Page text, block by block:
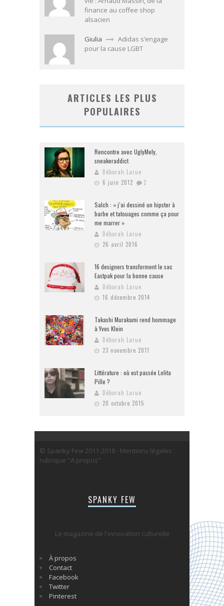
finance au coffee shop
alsacien
Giulia
Adidas s’engage
pour la cause LGBT
ARTICLES LES PLUS
POPULAIRES
Rencontre avec UglyMely,
sneakeraddict
Déborah Larue
6 juin 2012
2
Salch : « j’ai dessiné un hipster à
barbe et tatouages comme ça pour
me marrer »
Déborah Larue
26 avril 2016
16 designers transforment le sac
Eastpak pour la bonne cause
Déborah Larue
16 décembre 2014
Takashi Murakami rend hommage
à Yves Klein
Déborah Larue
23 novembre 2011
Littérature : où est passée Lolita
Pille ?
Déborah Larue
20 octobre 2015
© Spanky Few 2011-2018 - Mentions légales :
rubrique "A propos"
SPANKY FEW
Le magazine de l'innovation culturelle
À propos
Contact
Facebook
Twitter
Pinterest